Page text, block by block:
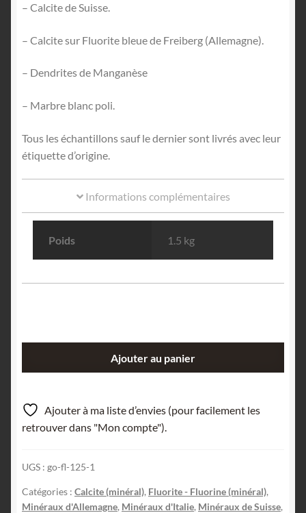
– Calcite de Suisse.
– Calcite sur Fluorite bleue de Freiberg (Allemagne).
– Dendrites de Manganèse
– Marbre blanc poli.
Tous les échantillons sauf le dernier sont livrés avec leur
étiquette d’origine.
Informations complémentaires
Poids 1.5 kg
de
minéraux
historiques
Musée
Bally
de
Ajouter au panier
Ajouter à ma liste d’envies (pour facilement les
retrouver dans "Mon compte").
UGS : go-fl-125-1
Catégories : Calcite (minéral), Fluorite - Fluorine (minéral),
Minéraux d'Allemagne, Minéraux d'Italie, Minéraux de Suisse,